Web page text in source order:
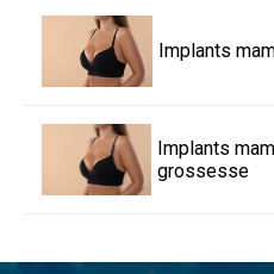
Implants
Implants
grossesse